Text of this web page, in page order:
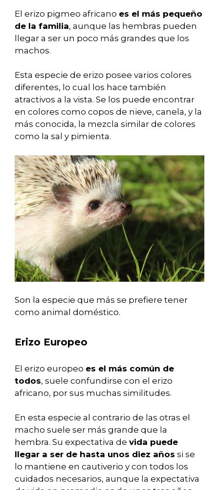
El erizo pigmeo africano es el más pequeño
de la familia, aunque las hembras pueden
llegar a ser un poco más grandes que los
machos.
Esta especie de erizo posee varios colores
diferentes, lo cual los hace también
atractivos a la vista. Se los puede encontrar
en colores como copos de nieve, canela, y la
más conocida, la mezcla similar de colores
como la sal y pimienta.
Son la especie que más se prefiere tener
como animal doméstico.
Erizo Europeo
El erizo europeo es el más común de
todos, suele confundirse con el erizo
africano, por sus muchas similitudes.
En esta especie al contrario de las otras el
macho suele ser más grande que la
hembra. Su expectativa de vida puede
llegar a ser de hasta unos diez años si se
lo mantiene en cautiverio y con todos los
cuidados necesarios, aunque la expectativa